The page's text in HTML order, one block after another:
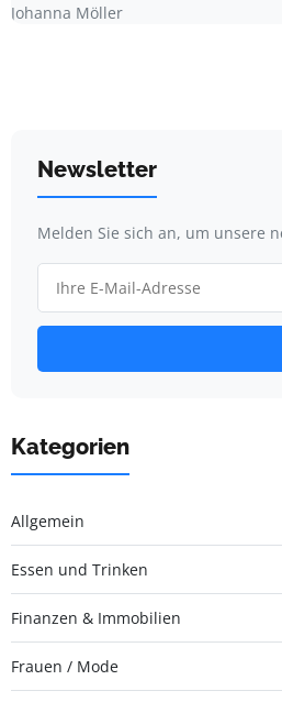
Johanna Möller
Newsletter
Melden Sie sich an, um unsere
Kategorien
Allgemein
Essen und Trinken
Finanzen & Immobilien
Frauen / Mode